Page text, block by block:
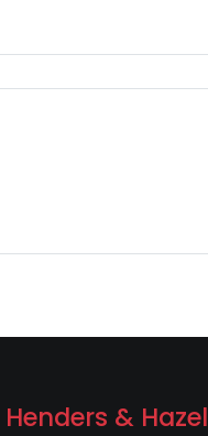
Henders & Hazel